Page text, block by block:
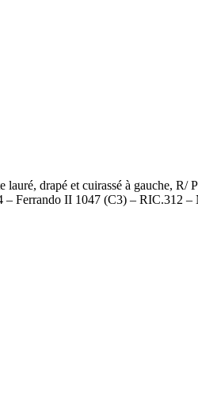
drapé et cuirassé à gauche, R/
– Ferrando II 1047 (C3) – RIC.312